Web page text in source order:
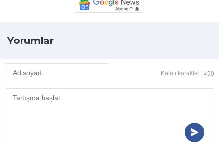
Yorumlar
Kalan karakter : 450